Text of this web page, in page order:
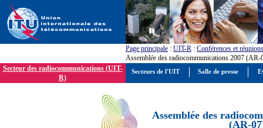
Page principale : UIT-R : Conférences et réunions
Assemblée des radiocommunications 2007 (AR-
Secteur des radiocommunications (UIT-
R)
Assemblée des
(AR-
Secteurs de l'UIT Salle de presse